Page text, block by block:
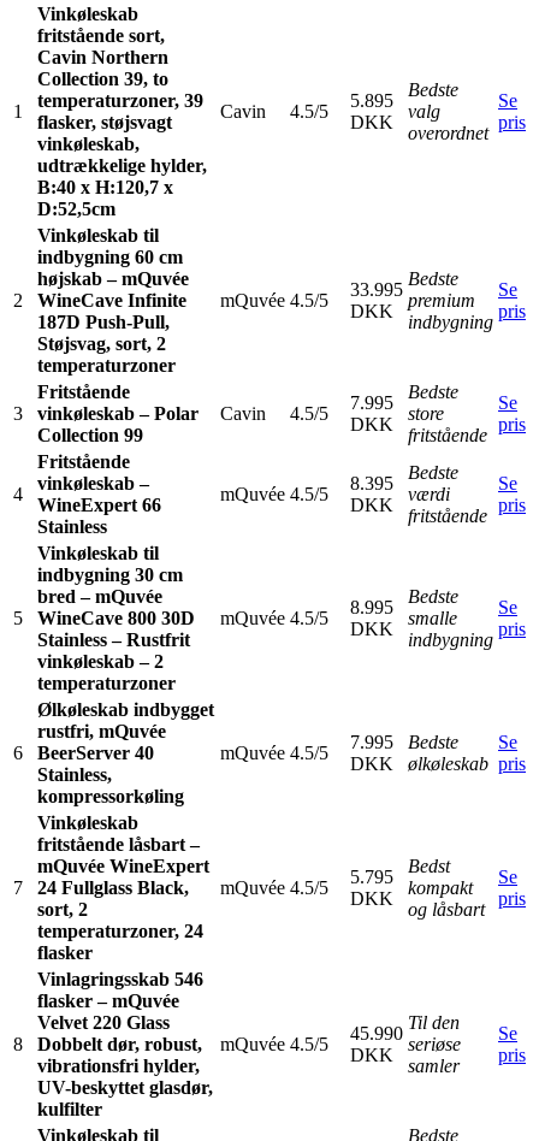
1
Vinkøleskab
fritstående sort,
Cavin Northern
Collection 39, to
temperaturzoner, 39
flasker, støjsvagt
vinkøleskab,
udtrækkelige hylder,
B:40 x H:120,7 x
D:52,5cm
Cavin 4.5/5
5.895
DKK
Bedste
valg
overordnet
Se
pris
2
Vinkøleskab til
indbygning 60 cm
højskab – mQuvée
WineCave Infinite
187D Push-Pull,
Støjsvag, sort, 2
temperaturzoner
mQuvée 4.5/5
33.995
DKK
Bedste
premium
indbygning
Se
pris
3
Fritstående
vinkøleskab – Polar
Collection 99
Cavin 4.5/5
7.995
DKK
Bedste
store
fritstående
Se
pris
4
Fritstående
vinkøleskab –
WineExpert 66
Stainless
mQuvée 4.5/5
8.395
DKK
Bedste
værdi
fritstående
Se
pris
5
Vinkøleskab til
indbygning 30 cm
bred – mQuvée
WineCave 800 30D
Stainless – Rustfrit
vinkøleskab – 2
temperaturzoner
mQuvée 4.5/5
8.995
DKK
Bedste
smalle
indbygning
Se
pris
6
Ølkøleskab indbygget
rustfri, mQuvée
BeerServer 40
Stainless,
kompressorkøling
mQuvée 4.5/5
7.995
DKK
Bedste
ølkøleskab
Se
pris
7
Vinkøleskab
fritstående låsbart –
mQuvée WineExpert
24 Fullglass Black,
sort, 2
temperaturzoner, 24
flasker
mQuvée 4.5/5
5.795
DKK
Bedst
kompakt
og låsbart
Se
pris
8
Vinlagringsskab 546
flasker – mQuvée
Velvet 220 Glass
Dobbelt dør, robust,
vibrationsfri hylder,
UV-beskyttet glasdør,
kulfilter
mQuvée 4.5/5
45.990
DKK
Til den
seriøse
samler
Se
pris
Vinkøleskab til Bedste